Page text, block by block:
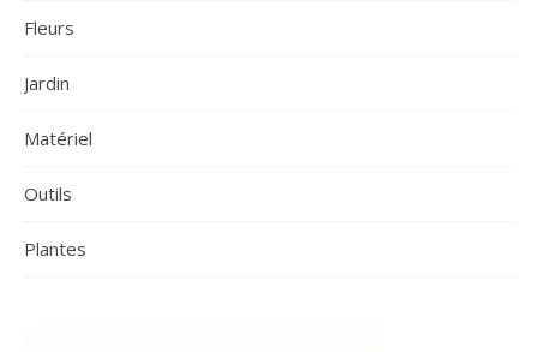
Fleurs
Jardin
Matériel
Outils
Plantes